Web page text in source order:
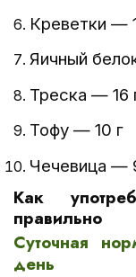
Креветки —
Яичный
Треска — 16
Тофу — 10 г
Чечевица —
Как
правильно
Суточная
день